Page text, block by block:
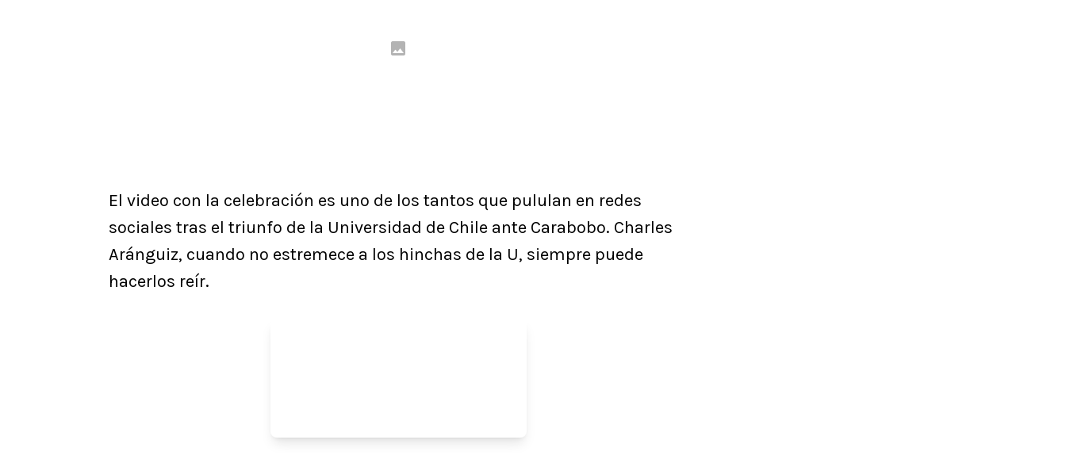
El video con la celebración es uno de los tantos que pululan en redes
sociales tras el triunfo de la Universidad de Chile ante Carabobo. Charles
Aránguiz, cuando no estremece a los hinchas de la U, siempre puede
hacerlos reír.